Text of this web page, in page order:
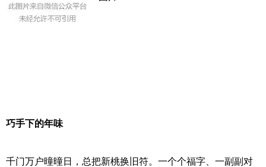
巧手下的年味
千门万户曈曈日，总把新桃换旧符。一个个福字、一副副对